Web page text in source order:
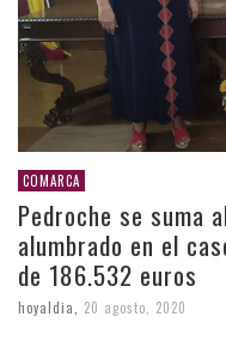
COMARCA
Pedroche se suma
alumbrado en el
de 186.532 euros
hoyaldia, 20 agosto, 2020